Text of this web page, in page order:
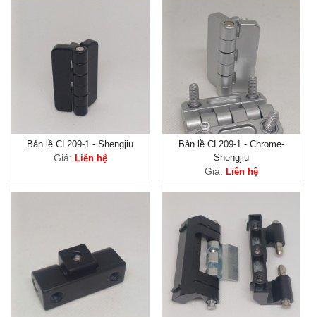
Bản lề CL209-1 - Shengjiu
Giá: Liên hệ
Bản lề CL209-1 - Chrome-
Shengjiu
Giá: Liên hệ